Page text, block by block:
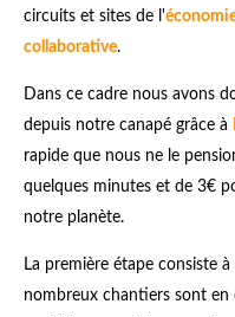
circuits et sites de l'
collaborative.
Dans ce cadre nous avons
depuis notre canapé grâce à
rapide que nous ne le
quelques minutes et de 3€
notre planète.
La première étape consiste
nombreux chantiers sont en